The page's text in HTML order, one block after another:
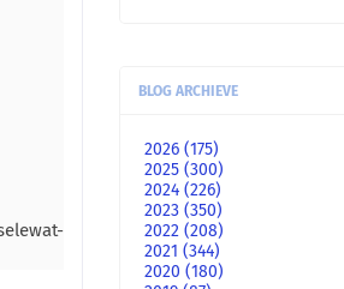
BLOG ARCHIEVE
2026 (175)
2025 (300)
2024 (226)
2023 (350)
2022 (208)
2021 (344)
2020 (180)